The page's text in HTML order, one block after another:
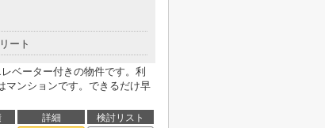
ート
ベーター付きの物件です。利
マンションです。できるだけ早
詳細 検討リスト